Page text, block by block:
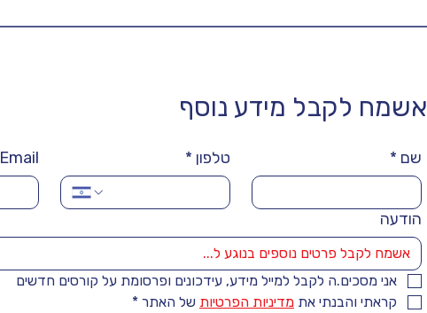
שם * טלפון *
Email
הודעה
אני מסכים.ה לקבל למייל מידע, עידכונים ופרסומת על קורסים חדשים
קראתי והבנתי את מדיניות הפרטיות של האתר *
אשמח לקבל מידע נוסף